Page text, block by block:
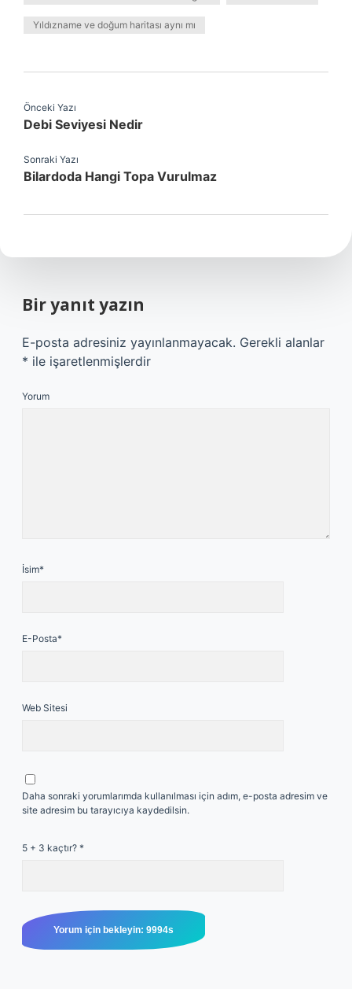
Yıldızname ve doğum haritası aynı mı
Önceki Yazı
Debi Seviyesi Nedir
Sonraki Yazı
Bilardoda Hangi Topa Vurulmaz
Bir yanıt yazın
E-posta adresiniz yayınlanmayacak. Gerekli alanlar
* ile işaretlenmişlerdir
Yorum
İsim*
E-Posta*
Web Sitesi
Daha sonraki yorumlarımda kullanılması için adım, e-posta adresim ve
site adresim bu tarayıcıya kaydedilsin.
5 + 3 kaçtır? *